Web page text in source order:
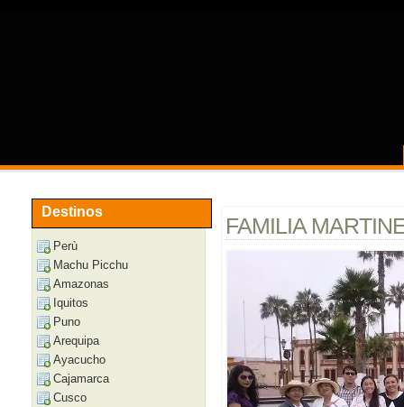
FAMILIA
Destinos
Perù
Machu Picchu
Amazonas
Iquitos
Puno
Arequipa
Ayacucho
Cajamarca
Cusco